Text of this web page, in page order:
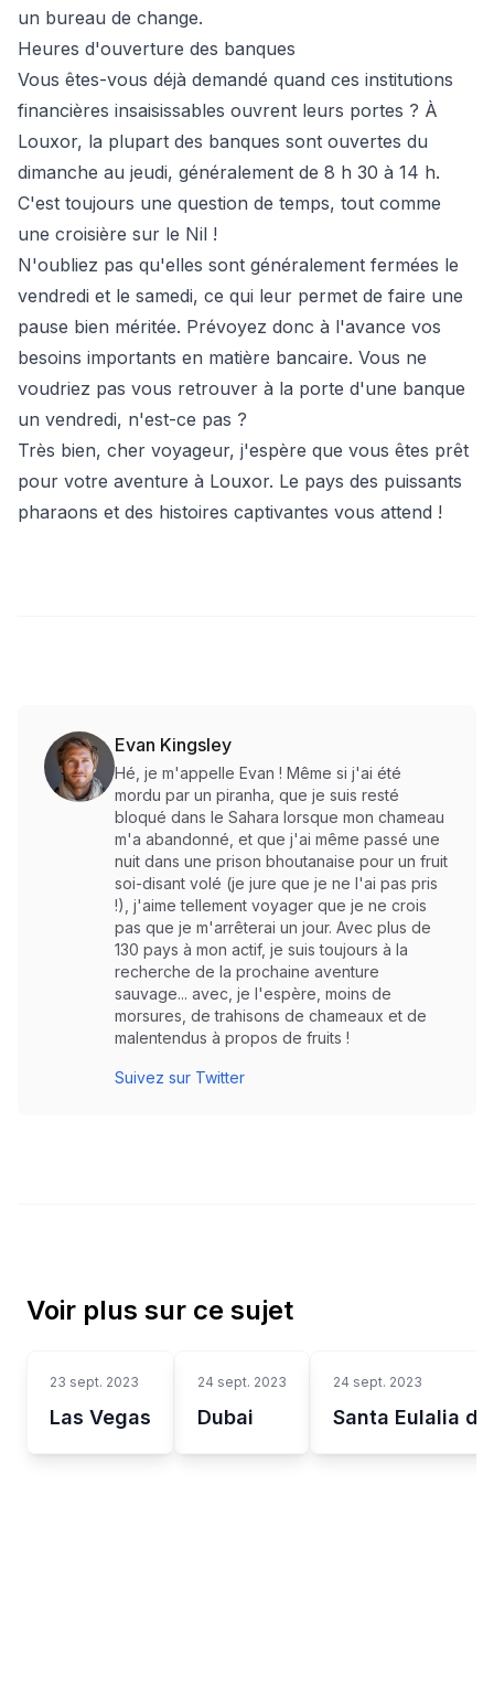
un bureau de change.
Heures d'ouverture des banques
Vous êtes-vous déjà demandé quand ces institutions
financières insaisissables ouvrent leurs portes ? À
Louxor, la plupart des banques sont ouvertes du
dimanche au jeudi, généralement de 8 h 30 à 14 h.
C'est toujours une question de temps, tout comme
une croisière sur le Nil !
N'oubliez pas qu'elles sont généralement fermées le
vendredi et le samedi, ce qui leur permet de faire une
pause bien méritée. Prévoyez donc à l'avance vos
besoins importants en matière bancaire. Vous ne
voudriez pas vous retrouver à la porte d'une banque
un vendredi, n'est-ce pas ?
Très bien, cher voyageur, j'espère que vous êtes prêt
pour votre aventure à Louxor. Le pays des puissants
pharaons et des histoires captivantes vous attend !
Evan Kingsley
Hé, je m'appelle Evan ! Même si j'ai été
mordu par un piranha, que je suis resté
bloqué dans le Sahara lorsque mon chameau
m'a abandonné, et que j'ai même passé une
nuit dans une prison bhoutanaise pour un fruit
soi-disant volé (je jure que je ne l'ai pas pris
!), j'aime tellement voyager que je ne crois
pas que je m'arrêterai un jour. Avec plus de
130 pays à mon actif, je suis toujours à la
recherche de la prochaine aventure
sauvage... avec, je l'espère, moins de
morsures, de trahisons de chameaux et de
malentendus à propos de fruits !
Suivez sur Twitter
Voir plus sur ce sujet
23 sept. 2023
Las Vegas
24 sept. 2023
Dubai
24 sept. 2023
Santa Eulalia